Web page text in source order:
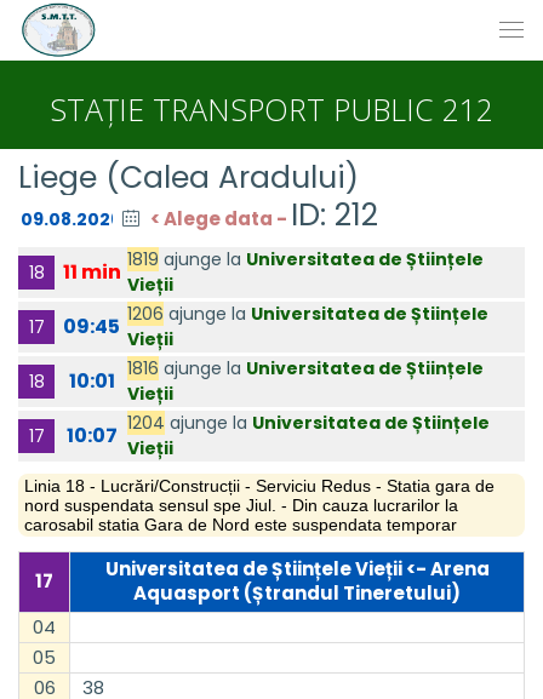
STAȚIE TRANSPORT PUBLIC 212
Liege (Calea Aradului)
< Alege data - ID: 212
18 11 min 1819 ajunge la Universitatea de Științele
Vieții
17
09:45 1206 ajunge la Universitatea de Științele
Vieții
18
10:01 1816 ajunge la Universitatea de Științele
Vieții
17
10:07 1204 ajunge la Universitatea de Științele
Vieții
Linia 18 - Lucrări/Construcții - Serviciu Redus - Statia gara de
nord suspendata sensul spe Jiul. - Din cauza lucrarilor la
carosabil statia Gara de Nord este suspendata temporar
17
Universitatea de Științele Vieții <- Arena
Aquasport (Ștrandul Tineretului)
04
05
06
38